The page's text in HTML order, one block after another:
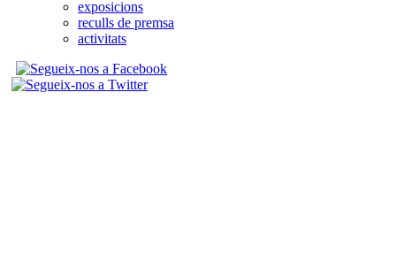
exposicions
reculls de premsa
activitats